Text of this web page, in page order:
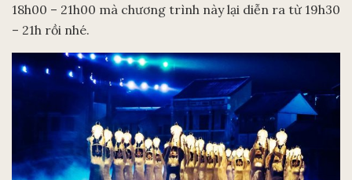
18h00 – 21h00 mà chương trình này lại diễn ra từ 19h30
– 21h rồi nhé.